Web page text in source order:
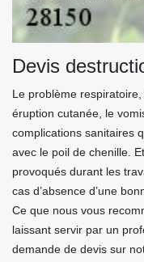
Devis
Le problème
éruption cutanée, le
complications sanitaires
avec le poil de chenille.
provoqués durant les
cas d’absence d’une
Ce que nous vous
laissant servir par un
demande de devis sur